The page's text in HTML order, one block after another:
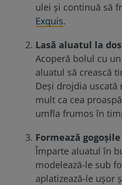
ulei și continuă să
Exquis.
Lasă aluatul la
Acoperă bolul cu
aluatul să crească
Deși drojdia uscată
mult ca cea
umfla frumos în
Formează gogoșile
Împarte aluatul în
modelează-le sub
aplatizează-le ușor